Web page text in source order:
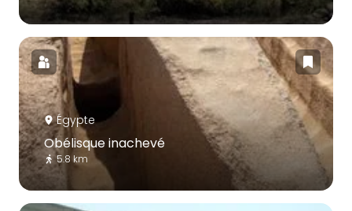
Égypte
Obélisque inachevé
5.8 km